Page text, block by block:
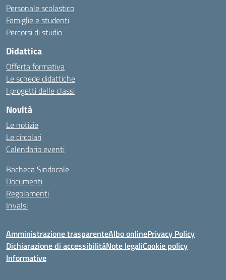
Personale scolastico
Famiglie e studenti
Percorsi di studio
Didattica
Offerta formativa
Le schede didattiche
I progetti delle classi
Novità
Le notizie
Le circolari
Calendario eventi
Bacheca Sindacale
Documenti
Regolamenti
Invalsi
Amministrazione trasparenteAlbo onlinePrivacy Policy
Dichiarazione di accessibilitàNote legaliCookie policy
Informative